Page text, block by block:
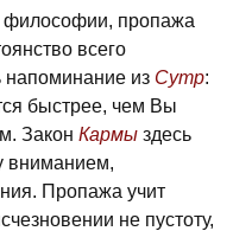
философии, пропажа
всего
напоминание из Сутр:
быстрее, чем Вы
Закон Кармы здесь
вниманием,
Пропажа учит
не пустоту,